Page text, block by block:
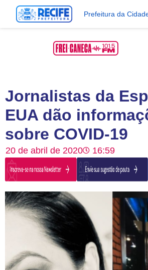
Prefeitura da
Jornalistas da
EUA dão
sobre COVID-19
20 de abril de 2020 16:59